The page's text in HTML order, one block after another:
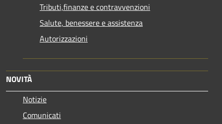
Tributi,finanze e contravvenzioni
Salute, benessere e assistenza
Autorizzazioni
NOVITÀ
Notizie
Comunicati